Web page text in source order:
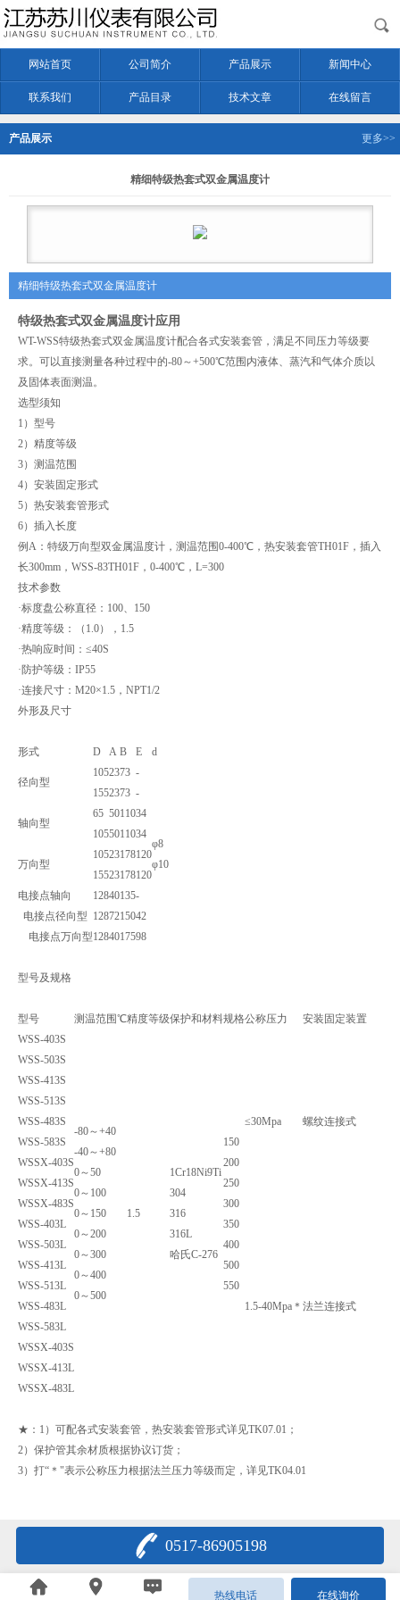
网站首页 公司简介 产品展示 新闻中心
联系我们 产品目录 技术文章 在线留言
产品展示 更多>>
精细特级热套式双金属温度计
精细特级热套式双金属温度计
特级热套式双金属温度计应用
WT-WSS特级热套式双金属温度计配合各式安装套管，满足不同压力等级要
求。可以直接测量各种过程中的-80～+500℃范围内液体、蒸汽和气体介质以
及固体表面测温。
选型须知
1）型号
2）精度等级
3）测温范围
4）安装固定形式
5）热安装套管形式
6）插入长度
例A：特级万向型双金属温度计，测温范围0-400℃，热安装套管TH01F，插入
长300mm，WSS-83TH01F，0-400℃，L=300
技术参数
·标度盘公称直径：100、150
·精度等级：（1.0），1.5
·热响应时间：≤40S
·防护等级：IP55
·连接尺寸：M20×1.5，NPT1/2
外形及尺寸
形式 D A B E d
径向型
1052373 -
φ8
φ10
1552373 -
轴向型
65 5011034
1055011034
万向型
10523178120
15523178120
电接点轴向
12840135-
电接点径向型 1287215042
电接点万向型1284017598
型号及规格
型号 测温范围℃精度等级保护和材料规格公称压力
安装固定装置
WSS-403S
-80～+40
-40～+80
0～50
0～100
0～150
0～200
0～300
0～400
0～500
1.5
1Cr18Ni9Ti
304
316
316L
哈氏C-276
150
200
250
300
350
400
500
550
≤30Mpa 螺纹连接式
WSS-503S
WSS-413S
WSS-513S
WSS-483S
WSS-583S
WSSX-403S
WSSX-413S
WSSX-483S
WSS-403L
1.5-40Mpa＊ 法兰连接式
WSS-503L
WSS-413L
WSS-513L
WSS-483L
WSS-583L
WSSX-403S
WSSX-413L
WSSX-483L
★：1）可配各式安装套管，热安装套管形式详见TK07.01；
2）保护管其余材质根据协议订货；
3）打“＊"表示公称压力根据法兰压力等级而定，详见TK04.01
0517-86905198
热线电话 在线询价